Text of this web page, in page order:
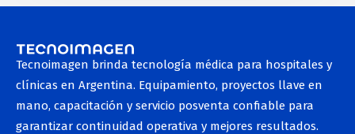
Tecnoimagen brinda tecnología médica para hospitales y
clínicas en Argentina. Equipamiento, proyectos llave en
mano, capacitación y servicio posventa confiable para
garantizar continuidad operativa y mejores resultados.